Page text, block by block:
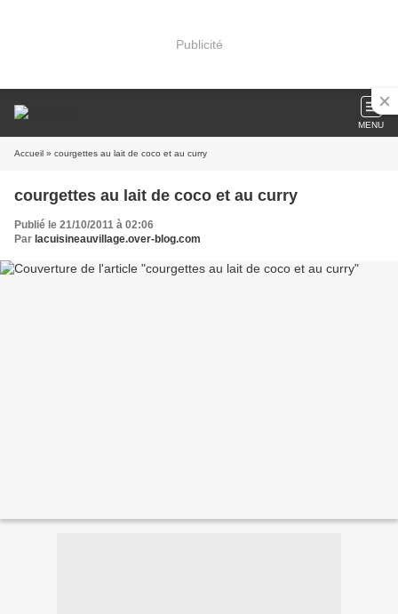
Publicité
MENU
Accueil » courgettes au lait de coco et au curry
courgettes au lait de coco et au curry
Publié le 21/10/2011 à 02:06
Par lacuisineauvillage.over-blog.com